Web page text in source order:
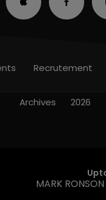
MARK
Recrutement
Archives 2026